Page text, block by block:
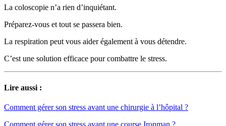
La coloscopie n’a rien d’inquiétant.
Préparez-vous et tout se passera bien.
La respiration peut vous aider également à vous détendre.
C’est une solution efficace pour combattre le stress.
Lire aussi :
Comment gérer son stress avant une chirurgie à l’hôpital ?
Comment gérer son stress avant une course Ironman ?